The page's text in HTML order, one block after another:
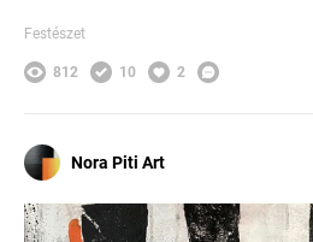
Festészet
812 10 2
Nora Piti Art